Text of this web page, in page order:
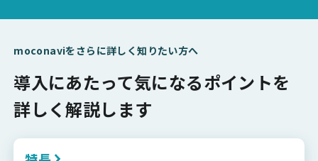
moconaviをさらに詳しく知りたい方へ
導入にあたって気になるポイントを
詳しく解説します